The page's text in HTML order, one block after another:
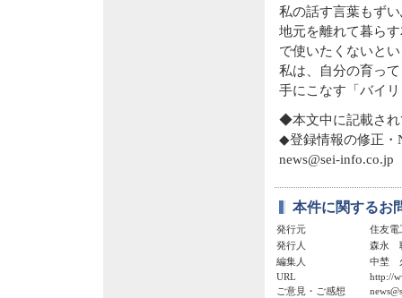
私の話す言葉もず
地元を離れて暮ら
で使いたくないと
私は、自分の育っ
手にこなす「バイ
◆本文中に記載され
◆登録情報の修正・
news@sei-info.co.jp
本件に関するお
発行元
住友
発行人
森永
編集人
中埜
URL
http://
ご意見・ご感想